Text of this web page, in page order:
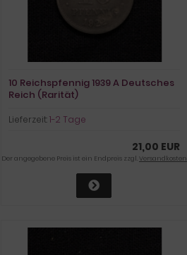
10 Reichspfennig 1939 A Deutsches
Reich (Rarität)
Lieferzeit:1-2 Tage
21,00 EUR
Der angegebene Preis ist ein Endpreis zzgl.Versandkosten